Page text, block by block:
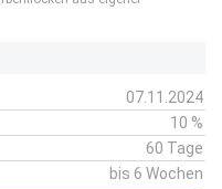
07.11.2024
10 %
60 Tage
bis 6 Wochen